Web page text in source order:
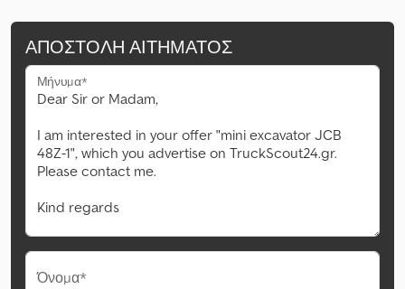
ΑΠΟΣΤΟΛΉ ΑΙΤΉΜΑΤΟΣ
Μήνυμα*
Όνομα*